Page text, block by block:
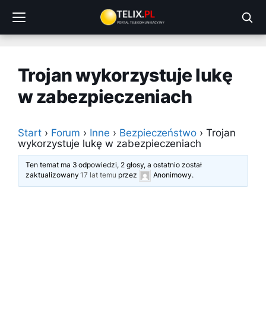
treści
Trojan wykorzystuje lukę
w zabezpieczeniach
Start › Forum › Inne › Bezpieczeństwo › Trojan
wykorzystuje lukę w zabezpieczeniach
Ten temat ma 3 odpowiedzi, 2 głosy, a ostatnio został
zaktualizowany17 lat temu przez Anonimowy.